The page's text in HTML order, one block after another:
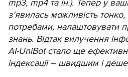
mp3, mp4 та ін.). Тепер у
з’явилась можливість
потребами, налаштовувати
знань. Відтак вилучення
AI-UniBot стало ще
індексації – швидшим і